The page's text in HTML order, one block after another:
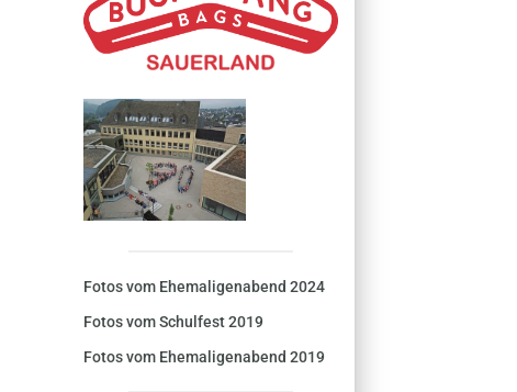
Fotos vom Ehemaligenabend 2024
Fotos vom Schulfest 2019
Fotos vom Ehemaligenabend 2019